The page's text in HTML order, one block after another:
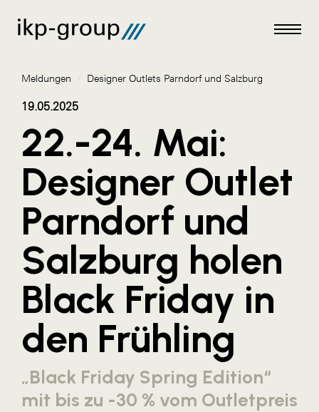
Meldungen
AKTUELLES
ACO
ALEX Krems
Amazon Web Services
Artweger
AustroCel Hallein
Blaguss
Bundesverband Sonnenschutztechnik
Cineplexx
Meldungen / Designer Outlets Parndorf und Salzburg
19.05.2025
22.-24. Mai:
Designer Outlet
Parndorf und
Salzburg holen
Black Friday in
den Frühling
„Black Friday Spring Edition“
mit bis zu -30 % vom Outletpreis